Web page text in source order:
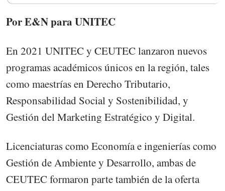
Por E&N para UNITEC
En 2021 UNITEC y CEUTEC lanzaron nuevos
programas académicos únicos en la región, tales
como maestrías en Derecho Tributario,
Responsabilidad Social y Sostenibilidad, y
Gestión del Marketing Estratégico y Digital.
Licenciaturas como Economía e ingenierías como
Gestión de Ambiente y Desarrollo, ambas de
CEUTEC formaron parte también de la oferta